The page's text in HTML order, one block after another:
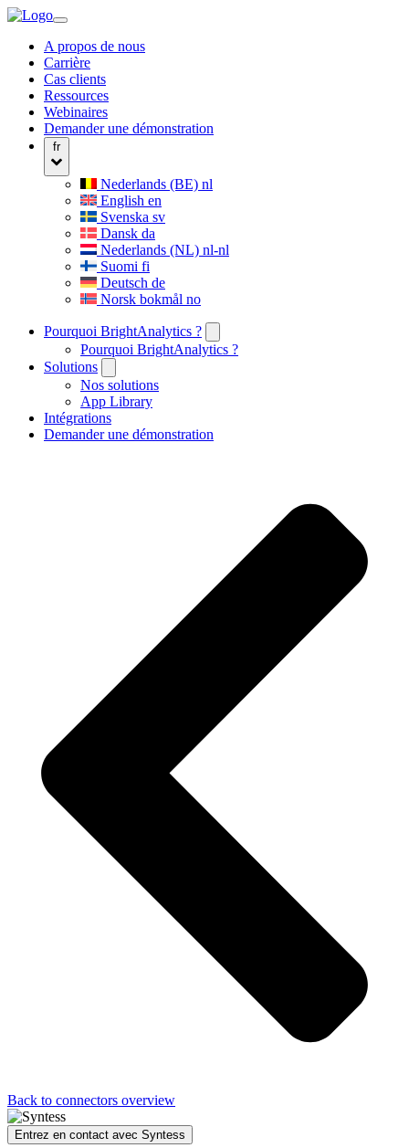
A propos de nous
Carrière
Cas clients
Ressources
Webinaires
Demander une démonstration
fr
Nederlands (BE) nl
English en
Svenska sv
Dansk da
Nederlands (NL) nl-nl
Suomi fi
Deutsch de
Norsk bokmål no
Pourquoi BrightAnalytics ?
Pourquoi BrightAnalytics ?
Solutions
Nos solutions
App Library
Intégrations
Demander une démonstration
Back to connectors overview
Entrez en contact avec Syntess